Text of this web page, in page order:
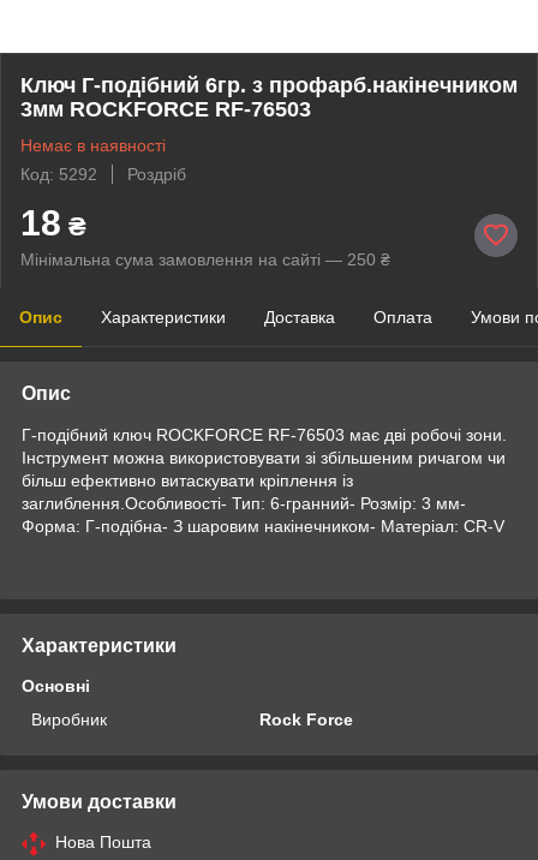
Ключ Г-подібний 6гр. з профарб.накінечником
3мм ROCKFORCE RF-76503
Немає в наявності
Код: 5292
Роздріб
18 ₴
Мінімальна сума замовлення на сайті — 250 ₴
Опис Характеристики Доставка Оплата Умови
Опис
Г-подібний ключ ROCKFORCE RF-76503 має дві робочі зони.
Інструмент можна використовувати зі збільшеним ричагом чи
більш ефективно витаскувати кріплення із
заглиблення.Особливості- Тип: 6-гранний- Розмір: 3 мм-
Форма: Г-подібна- З шаровим накінечником- Матеріал: CR-V
Характеристики
Основні
Виробник
Rock Force
Умови доставки
Нова Пошта